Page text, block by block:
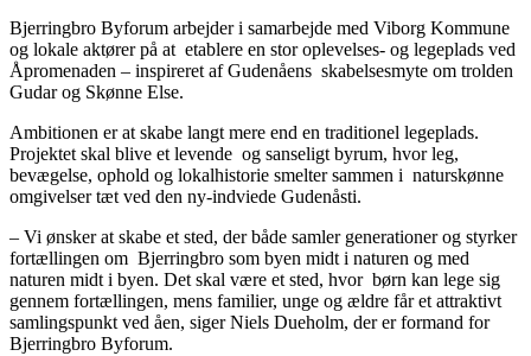
Bjerringbro Byforum arbejder i samarbejde med Viborg Kommune
og lokale aktører på at etablere en stor oplevelses- og legeplads ved
Åpromenaden – inspireret af Gudenåens skabelsesmyte om trolden
Gudar og Skønne Else.
Ambitionen er at skabe langt mere end en traditionel legeplads.
Projektet skal blive et levende og sanseligt byrum, hvor leg,
bevægelse, ophold og lokalhistorie smelter sammen i naturskønne
omgivelser tæt ved den ny-indviede Gudenåsti.
– Vi ønsker at skabe et sted, der både samler generationer og styrker
fortællingen om Bjerringbro som byen midt i naturen og med
naturen midt i byen. Det skal være et sted, hvor børn kan lege sig
gennem fortællingen, mens familier, unge og ældre får et attraktivt
samlingspunkt ved åen, siger Niels Dueholm, der er formand for
Bjerringbro Byforum.